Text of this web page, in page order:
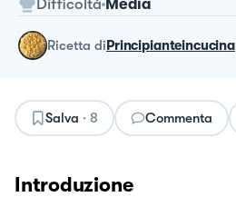
Difficoltà Media
ricetta diPrincipianteincucina
Salva · 8 Commenta
Introduzione